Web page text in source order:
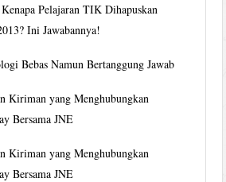
Kenapa Pelajaran TIK Dihapuskan
Ini Jawabannya!
Bebas Namun Bertanggung Jawab
Kiriman yang Menghubungkan
Bersama JNE
Kiriman yang Menghubungkan
Bersama JNE